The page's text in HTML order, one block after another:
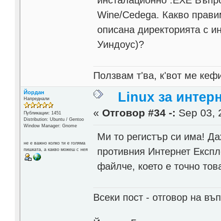
Wine/Cedega. Какво
описана директорията с
Уиндоус)?
Ползвам т'ва, к'вот ме
Йордан
Напреднали
Публикации: 1451
Distribution: Ubuntu / Gentoo
Window Manager: Gnome
не е важно колко ти е голяма
пишката, а какво можеш с нея
Linux за
« Отговор #34 -: Sep 03,
Ми то регистър си има!
противния Интернет
файлче, което е точно
Всеки пост - отговор на